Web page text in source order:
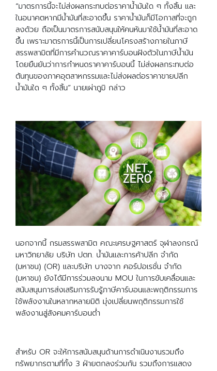
“มาตรการนี้จะไม่ส่งผลกระทบต่อราคาน้ำมันใด ๆ ทั้งสิ้น และ
ในอนาคตหากมีน้ำมันที่สะอาดขึ้น ราคาน้ำมันก็มีโอกาสที่จะถูก
ลงด้วย ถือเป็นมาตรการสนับสนุนให้คนหันมาใช้น้ำมันที่สะอาด
ขึ้น เพราะมาตรการนี้เป็นการเปลี่ยนโครงสร้างภายในภาษี
สรรพสามิตที่มีการคำนวณราคาคาร์บอนฝังตัวในภาษีน้ำมัน
โดยยืนยันว่าการกำหนดราคาคาร์บอนนี้ ไม่ส่งผลกระทบต่อ
ต้นทุนของภาคอุตสาหกรรมและไม่ส่งผลต่อราคาขายปลีก
น้ำมันใด ๆ ทั้งสิ้น” นายเผ่าภูมิ กล่าว
นอกจากนี้ กรมสรรพสามิต คณะเศรษฐศาสตร์ จุฬาลงกรณ์
มหาวิทยาลัย บริษัท ปตท. น้ำมันและการค้าปลีก จำกัด
(มหาชน) (OR) และบริษัท บางจาก คอร์ปอเรชั่น จำกัด
(มหาชน) ยังได้มีการร่วมลงนาม MOU ในการขับเคลื่อนและ
สนับสนุนการส่งเสริมการรับรู้ภาษีคาร์บอนและพฤติกรรมการ
ใช้พลังงานในหลากหลายมิติ มุ่งเปลี่ยนพฤติกรรมการใช้
พลังงานสู่สังคมคาร์บอนต่ำ
สำหรับ OR จะให้การสนับสนุนด้านการดำเนินงานรวมถึง
ทรัพยากรตามที่ทั้ง 3 ฝ่ายตกลงร่วมกัน รวมถึงการแสดง